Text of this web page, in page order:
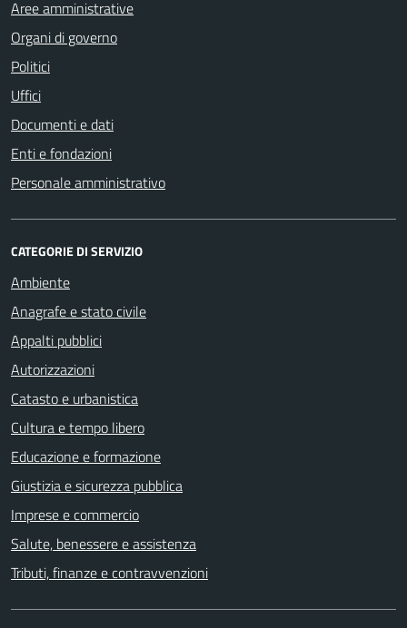
Aree amministrative
Organi di governo
Politici
Uffici
Documenti e dati
Enti e fondazioni
Personale amministrativo
CATEGORIE DI SERVIZIO
Ambiente
Anagrafe e stato civile
Appalti pubblici
Autorizzazioni
Catasto e urbanistica
Cultura e tempo libero
Educazione e formazione
Giustizia e sicurezza pubblica
Imprese e commercio
Salute, benessere e assistenza
Tributi, finanze e contravvenzioni